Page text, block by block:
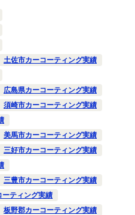
土佐市カーコーティング実績
広島県カーコーティング実績
須崎市カーコーティング実績
美馬市カーコーティング実績
三好市カーコーティング実績
三豊市カーコーティング実績
ーティング実績
板野郡カーコーティング実績